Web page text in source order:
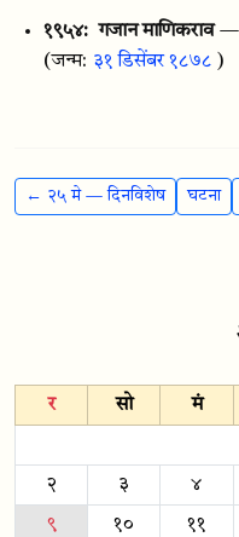
१९५४: गजान माणिकराव —
(जन्म: ३१ डिसेंबर १८७८)
← २५ मे — दिनविशेष घटना
र सो मं
२ ३ ४
९ १० ११